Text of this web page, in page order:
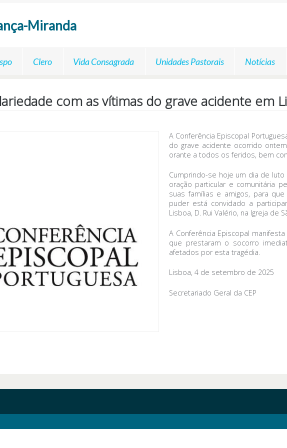
Miranda
Clero Vida Consagrada Unidades Pastorais Notícias
com as vítimas do grave acidente em
A Conferência Episcopal
do grave acidente ocorrido
orante a todos os feridos, bem
Cumprindo-se hoje um dia de luto
oração particular e comunitária
suas famílias e amigos, para
puder está convidado a
Lisboa, D. Rui Valério, na Igreja de
A Conferência Episcopal
que prestaram o socorro
afetados por esta tragédia.
Lisboa, 4 de setembro de 2025
Secretariado Geral da CEP